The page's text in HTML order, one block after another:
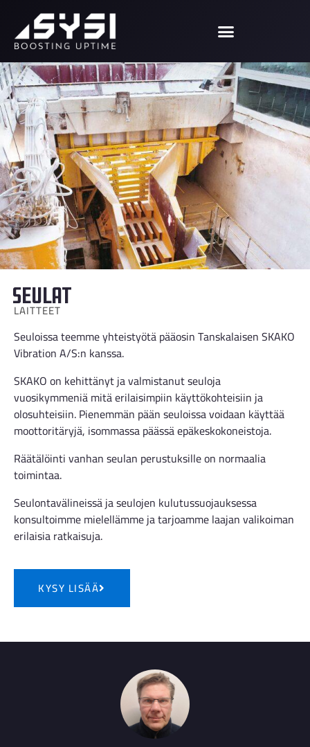
Seulat
LAITTEET
Seuloissa teemme yhteistyötä pääosin Tanskalaisen SKAKO
Vibration A/S:n kanssa.
SKAKO on kehittänyt ja valmistanut seuloja
vuosikymmeniä mitä erilaisimpiin käyttökohteisiin ja
olosuhteisiin. Pienemmän pään seuloissa voidaan käyttää
moottoritäryjä, isommassa päässä epäkeskokoneistoja.
Räätälöinti vanhan seulan perustuksille on normaalia
toimintaa.
Seulontavälineissä ja seulojen kulutussuojauksessa
konsultoimme mielellämme ja tarjoamme laajan valikoiman
erilaisia ratkaisuja.
KYSY LISÄÄ